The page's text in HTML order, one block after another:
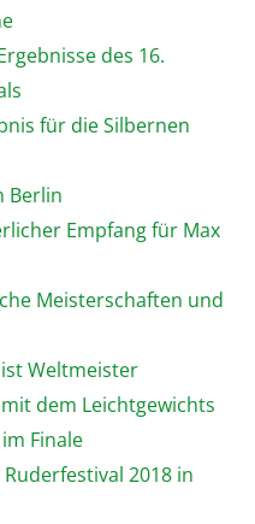
des 16.
für die Silbernen
Berlin
Empfang für Max
Meisterschaften und
ist Weltmeister
dem Leichtgewichts
Finale
2018 in